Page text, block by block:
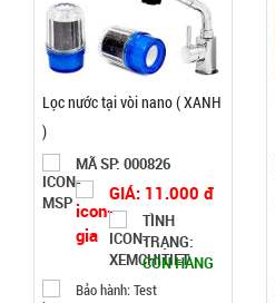
Lọc nước tại vòi nano ( XANH
)
MÃ SP: 000826
GIÁ: 11.000 đ
TÌNH
TRẠNG:
CÒN HÀNG
Bảo hành: Test